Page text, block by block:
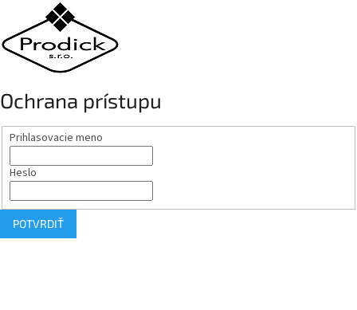
Ochrana prístupu
Prihlasovacie meno
Heslo
POTVRDIŤ